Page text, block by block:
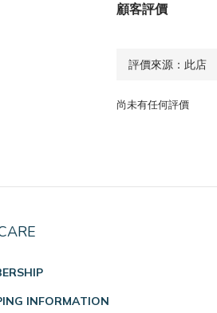
顧客評價
尚未有任何評價
INFORMATION